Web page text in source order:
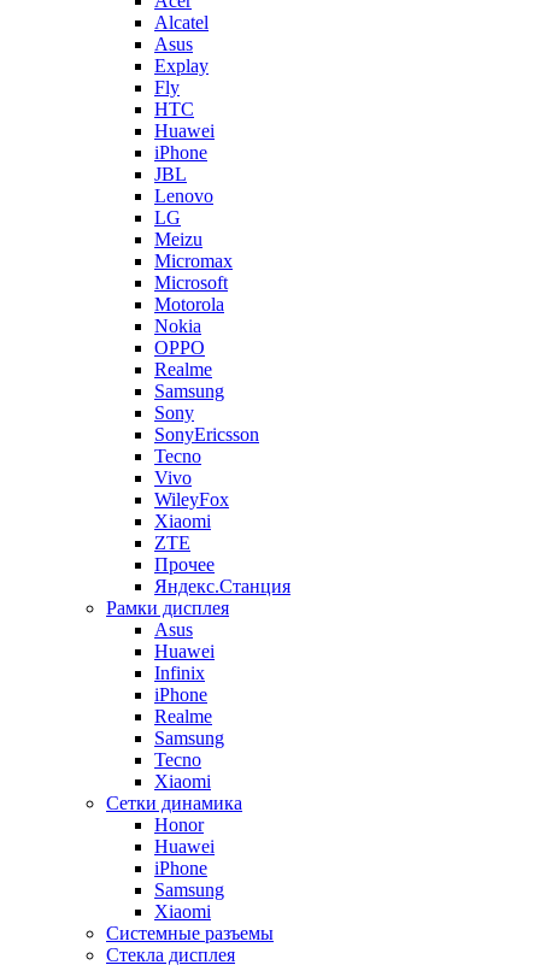
Alcatel
Asus
Explay
Fly
HTC
Huawei
iPhone
JBL
Lenovo
LG
Meizu
Micromax
Microsoft
Motorola
Nokia
OPPO
Realme
Samsung
Sony
SonyEricsson
Tecno
Vivo
WileyFox
Xiaomi
ZTE
Прочее
Яндекс.Станция
Рамки дисплея
Asus
Huawei
Infinix
iPhone
Realme
Samsung
Tecno
Xiaomi
Сетки динамика
Honor
Huawei
iPhone
Samsung
Xiaomi
Системные разъемы
Стекла дисплея